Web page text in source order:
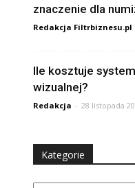
znaczenie dla
Redakcja Filtrbiznesu.pl
Ile kosztuje
wizualnej?
Redakcja - 28 listopada
Kategorie
Kategorie